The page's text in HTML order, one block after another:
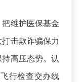
把维护医保基金
击欺诈骗保力
高压态势。认
行检查交办线